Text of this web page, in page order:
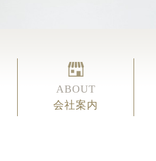
ABOUT
会社案内